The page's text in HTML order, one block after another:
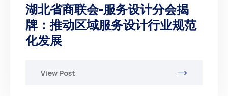
湖北省商联会-服务设计分会揭
牌：推动区域服务设计行业规范
化发展
View Post